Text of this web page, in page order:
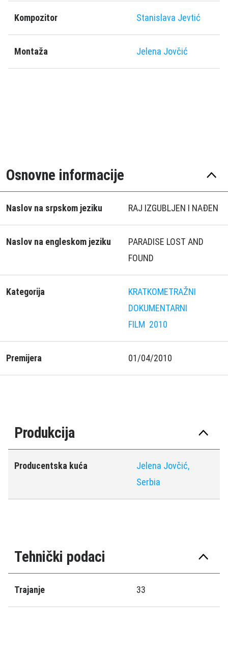
Kompozitor Stanislava Jevtić
Montaža Jelena Jovčić
Osnovne informacije
Naslov na srpskom jeziku RAJ IZGUBLJEN I NAÐEN
Naslov na engleskom jeziku
PARADISE LOST AND
FOUND
Kategorija
KRATKOMETRAŽNI
DOKUMENTARNI
FILM 2010
Premijera 01/04/2010
Produkcija
Producentska kuća
Jelena Jovčić,
Serbia
Tehnički podaci
Trajanje 33